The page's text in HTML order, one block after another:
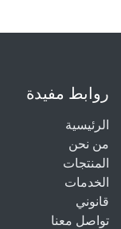
روابط مفيدة
الرئيسية
من نحن
المنتجات
الخدمات
قانوني
تواصل معنا